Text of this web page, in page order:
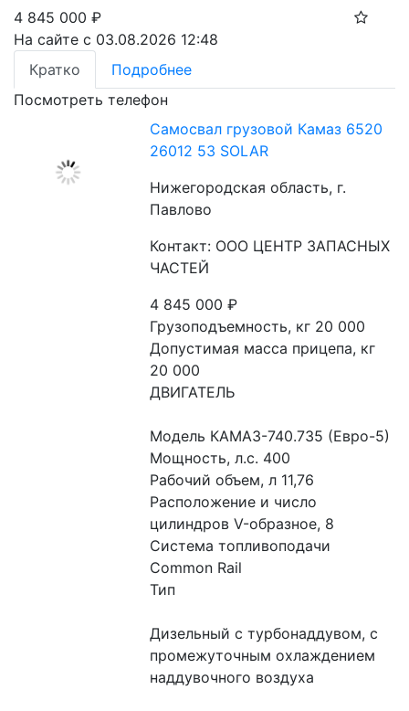
4 845 000 ₽
На сайте с 03.08.2026 12:48
Кратко
Подробнее
Посмотреть телефон
Самосвал грузовой Камаз 6520
26012 53 SOLAR
Нижегородская область, г.
Павлово
Контакт: ООО ЦЕНТР ЗАПАСНЫХ
ЧАСТЕЙ
4 845 000₽
Грузоподъемность, кг 20 000
Допустимая масса прицепа, кг
20 000
ДВИГАТЕЛЬ
Модель КАМАЗ-740.735 (Евро-5)
Мощность, л.с. 400
Рабочий объем, л 11,76
Расположение и число
цилиндров V-образное, 8
Система топливоподачи
Common Rail
Тип
Дизельный с турбонаддувом, с
промежуточным охлаждением
наддувочного воздуха